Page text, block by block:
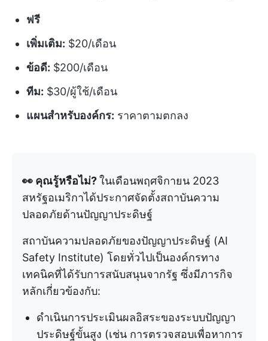
ฟรี
เพิ่มเติม: $20/เดือน
ข้อดี: $200/เดือน
ทีม: $30/ผู้ใช้/เดือน
แผนสำหรับองค์กร: ราคาตามตกลง
👀 คุณรู้หรือไม่?ในเดือนพฤศจิกายน 2023
สหรัฐอเมริกาได้ประกาศจัดตั้งสถาบันความ
ปลอดภัยด้านปัญญาประดิษฐ์
สถาบันความปลอดภัยของปัญญาประดิษฐ์ (AI
Safety Institute) โดยทั่วไปเป็นองค์กรทาง
เทคนิคที่ได้รับการสนับสนุนจากรัฐ ซึ่งมีภารกิจ
หลักเกี่ยวข้องกับ:
ดำเนินการประเมินผลอิสระของระบบปัญญา
ประดิษฐ์ขั้นสูง (เช่น การตรวจสอบเพื่อหาการ